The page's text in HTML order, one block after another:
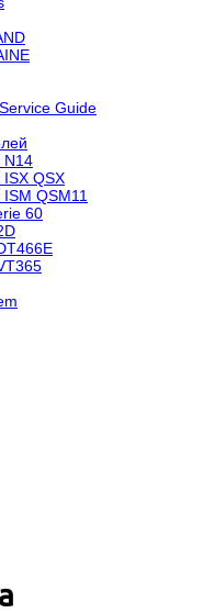
Guide
N14
QSX
QSM11
60